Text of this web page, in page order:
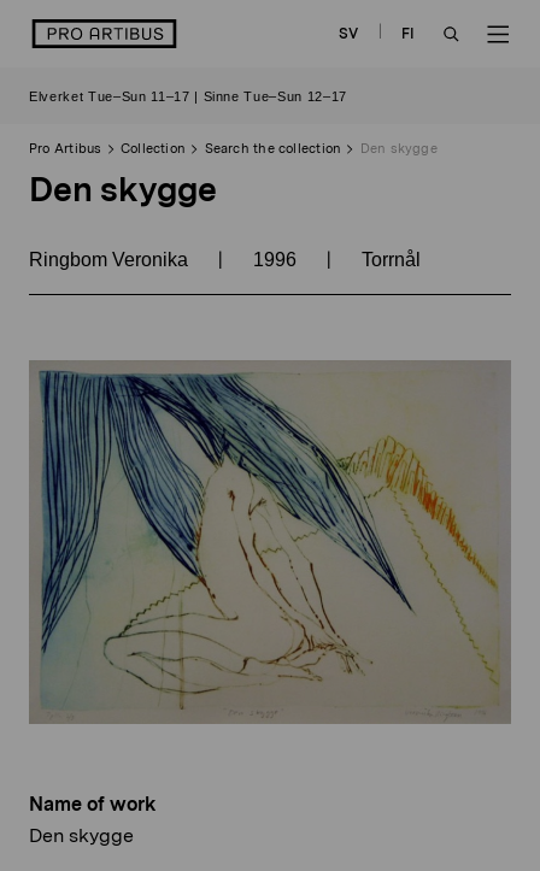
logo SV
FI
Elverket Tue–Sun 11–17 | Sinne Tue–Sun 12–17
Pro Artibus Collection Search the collection Den skygge
Den skygge
Ringbom Veronika | 1996 | Torrnål
Name of work
Den skygge